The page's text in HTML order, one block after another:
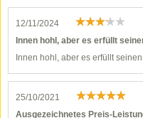
12/11/2024
Innen hohl, aber es erfüllt
Innen hohl, aber es erfüllt
25/10/2021
Ausgezeichnetes Preis-